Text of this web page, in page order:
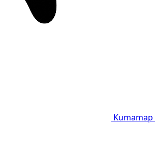
Kumamap